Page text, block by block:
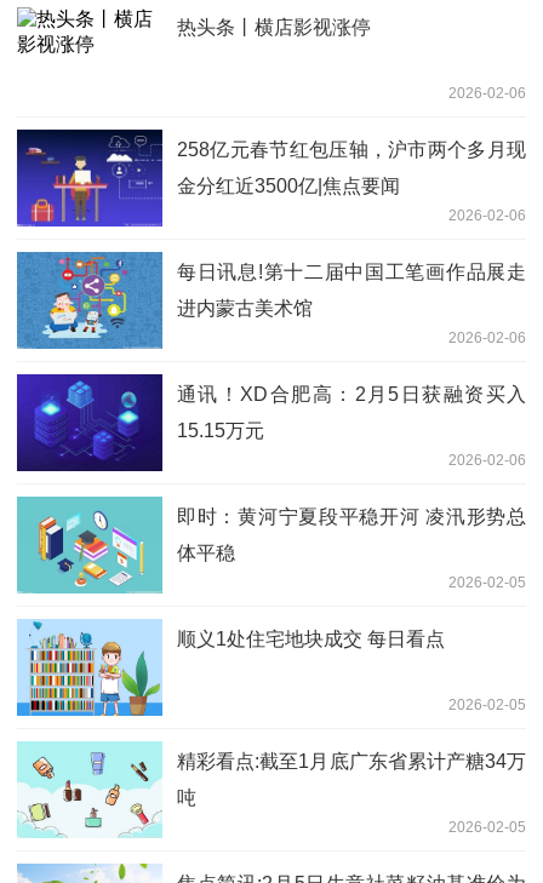
热头条丨横店影视涨停
2026-02-06
258亿元春节红包压轴，沪市两个多月现
金分红近3500亿|焦点要闻
2026-02-06
每日讯息!第十二届中国工笔画作品展走
进内蒙古美术馆
2026-02-06
通讯！XD合肥高：2月5日获融资买入
15.15万元
2026-02-06
即时：黄河宁夏段平稳开河 凌汛形势总
体平稳
2026-02-05
顺义1处住宅地块成交 每日看点
2026-02-05
精彩看点:截至1月底广东省累计产糖34万
吨
2026-02-05